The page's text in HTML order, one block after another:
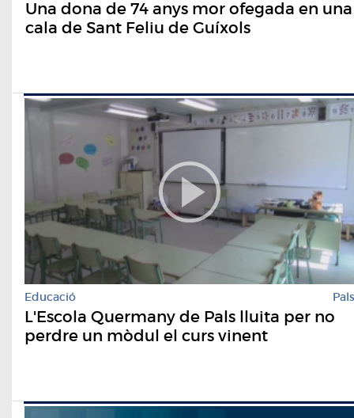
Una dona de 74 anys mor ofegada en una
cala de Sant Feliu de Guíxols
Educació Pals
L'Escola Quermany de Pals lluita per no
perdre un mòdul el curs vinent